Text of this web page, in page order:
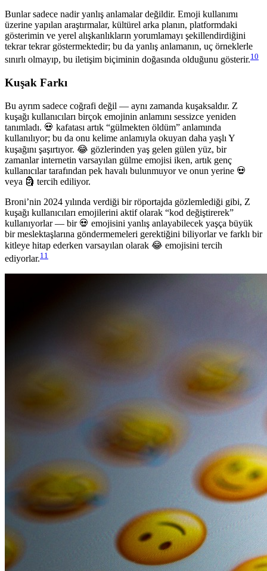
Bunlar sadece nadir yanlış anlamalar değildir. Emoji kullanımı
üzerine yapılan araştırmalar, kültürel arka planın, platformdaki
gösterimin ve yerel alışkanlıkların yorumlamayı şekillendirdiğini
tekrar tekrar göstermektedir; bu da yanlış anlamanın, uç örneklerle
sınırlı olmayıp, bu iletişim biçiminin doğasında olduğunu gösterir.10
Kuşak Farkı
Bu ayrım sadece coğrafi değil — aynı zamanda kuşaksaldır. Z
kuşağı kullanıcıları birçok emojinin anlamını sessizce yeniden
tanımladı. 💀 kafatası artık “gülmekten öldüm” anlamında
kullanılıyor; bu da onu kelime anlamıyla okuyan daha yaşlı Y
kuşağını şaşırtıyor. 😂 gözlerinden yaş gelen gülen yüz, bir
zamanlar internetin varsayılan gülme emojisi iken, artık genç
kullanıcılar tarafından pek havalı bulunmuyor ve onun yerine 💀
veya 🗿 tercih ediliyor.
Broni’nin 2024 yılında verdiği bir röportajda gözlemlediği gibi, Z
kuşağı kullanıcıları emojilerini aktif olarak “kod değiştirerek”
kullanıyorlar — bir 💀 emojisini yanlış anlayabilecek yaşça büyük
bir meslektaşlarına göndermemeleri gerektiğini biliyorlar ve farklı bir
kitleye hitap ederken varsayılan olarak 😂 emojisini tercih
ediyorlar.11